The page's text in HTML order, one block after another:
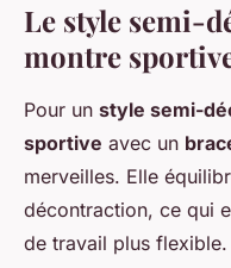
Le style semi-
montre
Pour un style semi-
sportive avec un
merveilles. Elle
décontraction, ce qui
de travail plus flexible.